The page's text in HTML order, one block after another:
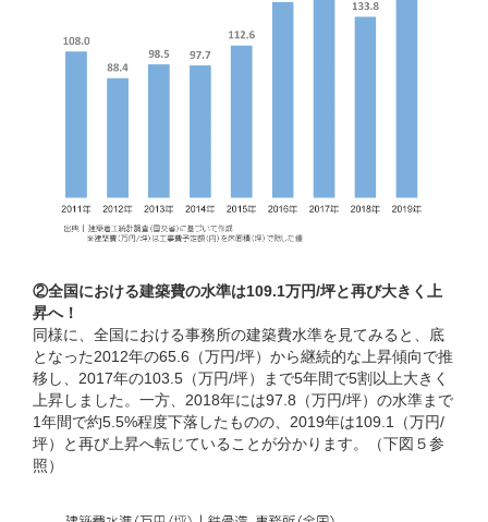
②全国における建築費の水準は109.1万円/坪と再び大きく上
昇へ！
同様に、全国における事務所の建築費水準を見てみると、底
となった2012年の65.6（万円/坪）から継続的な上昇傾向で推
移し、2017年の103.5（万円/坪）まで5年間で5割以上大きく
上昇しました。一方、2018年には97.8（万円/坪）の水準まで
1年間で約5.5%程度下落したものの、2019年は109.1（万円/
坪）と再び上昇へ転じていることが分かります。（下図５参
照）